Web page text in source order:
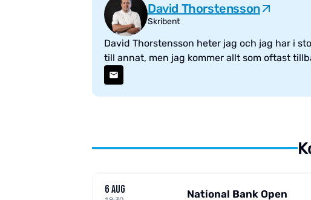
David Thorstensson
Skribent
David Thorstensson heter jag och jag har i
till annat, men jag kommer allt som oftast
6 AUG National Bank Open